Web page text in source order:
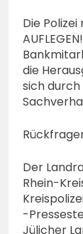
Die
die
sich durch
Der
Rhein-
-
Jülicher